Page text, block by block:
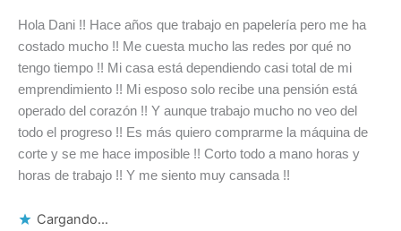
Hola Dani !! Hace años que trabajo en papelería pero me ha
costado mucho !! Me cuesta mucho las redes por qué no
tengo tiempo !! Mi casa está dependiendo casi total de mi
emprendimiento !! Mi esposo solo recibe una pensión está
operado del corazón !! Y aunque trabajo mucho no veo del
todo el progreso !! Es más quiero comprarme la máquina de
corte y se me hace imposible !! Corto todo a mano horas y
horas de trabajo !! Y me siento muy cansada !!
Cargando...